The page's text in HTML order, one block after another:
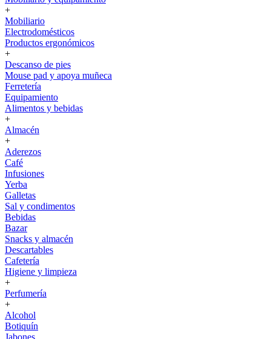
+
Mobiliario
Electrodomésticos
Productos ergonómicos
+
Descanso de pies
Mouse pad y apoya muñeca
Ferretería
Equipamiento
Alimentos y bebidas
+
Almacén
+
Aderezos
Café
Infusiones
Yerba
Galletas
Sal y condimentos
Bebidas
Bazar
Snacks y almacén
Descartables
Cafetería
Higiene y limpieza
+
Perfumería
+
Alcohol
Botiquín
Jabones